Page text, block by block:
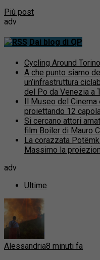
Più post
adv
Dai blog di QP
Cycling Around
A che punto siamo
un’infrastruttura
del Po da Venezia a
Il Museo del
proiettando 12
Si cercano attori
film Boiler di Mauro
La corazzata
Massimo la
adv
Ultime
Alessandria8 minuti fa